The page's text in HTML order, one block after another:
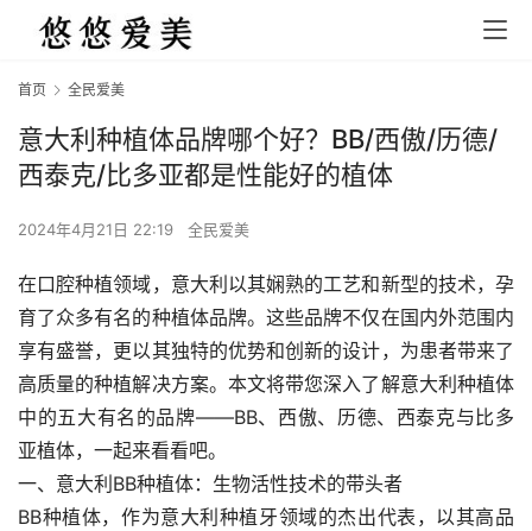
首页 全民爱美
意大利种植体品牌哪个好？BB/西傲/历德/
西泰克/比多亚都是性能好的植体
2024年4月21日 22:19 全民爱美
在口腔种植领域，意大利以其娴熟的工艺和新型的技术，孕
育了众多有名的种植体品牌。这些品牌不仅在国内外范围内
享有盛誉，更以其独特的优势和创新的设计，为患者带来了
高质量的种植解决方案。本文将带您深入了解意大利种植体
中的五大有名的品牌——BB、西傲、历德、西泰克与比多
亚植体，一起来看看吧。
一、意大利BB种植体：生物活性技术的带头者
BB种植体，作为意大利种植牙领域的杰出代表，以其高品